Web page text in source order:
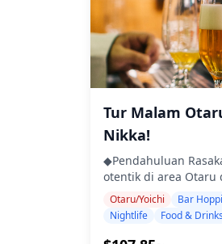
alergi atau
Asahikawa adalah
distrik hiburan
Dengan sekitar
bar makanan ringan,
ramen, ini adalah
malam terkemuka di
terutama terkenal
lezat seperti ramen,
panggang), dan
panggang), serta
seperti Otokoyama
terkenal dengan
(omelet kari). Area
dan spesialisasi
kerajinan sambil
・Rasakan suasana
tempat-tempat hiburan
・2 minuman di
(total 6 minuman) ・
lokal termasuk
tempat — dipilih dari
atau bar — bersama
◆Tidak Termasuk ・
pengantaran hotel ・
termasuk dalam
pribadi atau belanja ◆Info Tambahan ・Jumlah
maksimum peserta
Tur Malam
Nikka!
◆Pendahuluan
otentik di area Otaru
hopping
atau bar pilihan
segar dan
Otaru/Yoichi Bar
Nightlife
Food & Drinks